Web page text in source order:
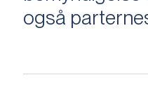
også